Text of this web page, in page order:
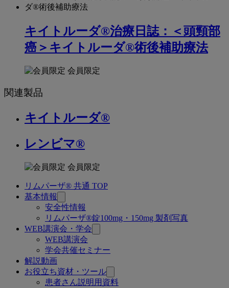
キイトルーダ®治療日誌：＜頭頸部
癌＞キイトルーダ®術後補助療法
会員限定
関連製品
キイトルーダ®
レンビマ®
会員限定
リムパーザ® 共通 TOP
基本情報
安全性情報
リムパーザ®錠100mg・150mg 製剤写真
WEB講演会・学会
WEB講演会
学会共催セミナー
解説動画
お役立ち資材・ツール
患者さん説明用資料